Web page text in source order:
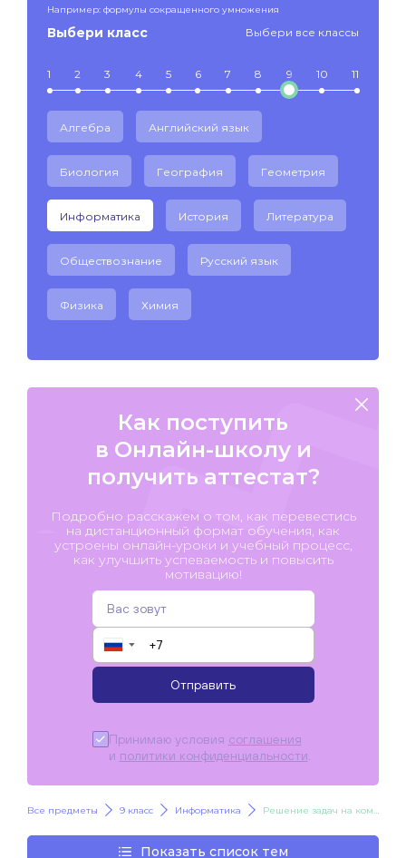
Например: формулы сокращенного умножения
Выбери класс Выбери все классы
1 2 3 4 5 6 7 8 9 10 11
Алгебра Английский язык
Биология География Геометрия
Информатика История Литература
Обществознание Русский язык
Физика Химия
Как поступить
в Онлайн-школу и
получить аттестат?
Подробно расскажем о том, как перевестись
на дистанционный формат обучения, как
устроены онлайн-уроки и учебный процесс,
как улучшить успеваемость и повысить
мотивацию!
▼
Отправить
Принимаю условия соглашения
и политики конфиденциальности
Все предметы 9 класс Информатика Решение задач на компьютере
Показать список тем